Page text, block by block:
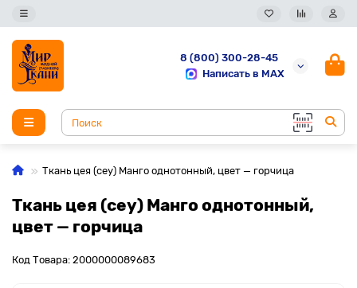
8 (800) 300-28-45
Написать в MAX
Ткань цея (cey) Манго однотонный, цвет — горчица
Ткань цея (cey) Манго однотонный,
цвет — горчица
Код Товара: 2000000089683